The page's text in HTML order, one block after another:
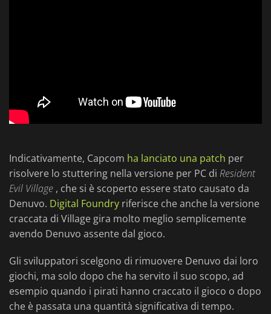
Indicativamente, Capcom ha lanciato una patch per
risolvere lo stuttering nella versione per PC di Resident
Evil Village , che si è scoperto essere stato causato da
Denuvo. Digital Foundry riferisce che anche la versione
craccata di Village gira molto meglio semplicemente
avendo Denuvo assente dal gioco.
Gli sviluppatori scelgono di rimuovere Denuvo dai loro
giochi, ma solo dopo che ha servito il suo scopo, ad
esempio quando i pirati hanno craccato il gioco o dopo
che è passata una quantità significativa di tempo.